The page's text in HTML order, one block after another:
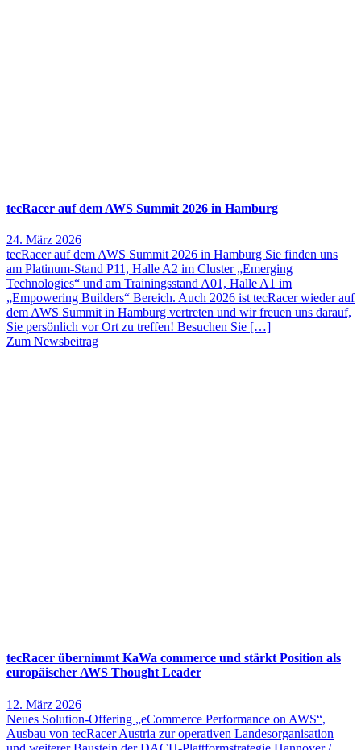
tecRacer auf dem AWS Summit 2026 in Hamburg
24. März 2026
tecRacer auf dem AWS Summit 2026 in Hamburg Sie finden uns
am Platinum-Stand P11, Halle A2 im Cluster „Emerging
Technologies“ und am Trainingsstand A01, Halle A1 im
„Empowering Builders“ Bereich. Auch 2026 ist tecRacer wieder auf
dem AWS Summit in Hamburg vertreten und wir freuen uns darauf,
Sie persönlich vor Ort zu treffen! Besuchen Sie […]
Zum Newsbeitrag
tecRacer übernimmt KaWa commerce und stärkt Position als
europäischer AWS Thought Leader
12. März 2026
Neues Solution-Offering „eCommerce Performance on AWS“,
Ausbau von tecRacer Austria zur operativen Landesorganisation